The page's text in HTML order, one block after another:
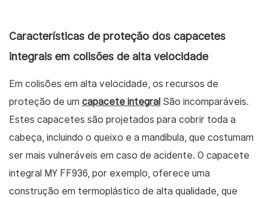
Características de proteção dos capacetes
integrais em colisões de alta velocidade
Em colisões em alta velocidade, os recursos de
proteção de um capacete integral São incomparáveis.
Estes capacetes são projetados para cobrir toda a
cabeça, incluindo o queixo e a mandíbula, que costumam
ser mais vulneráveis ​​em caso de acidente. O capacete
integral MY FF936, por exemplo, oferece uma
construção em termoplástico de alta qualidade, que